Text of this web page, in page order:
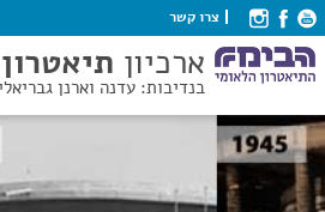
צרו קשר
ארכיון
בנדיבות: עדנה וארנן